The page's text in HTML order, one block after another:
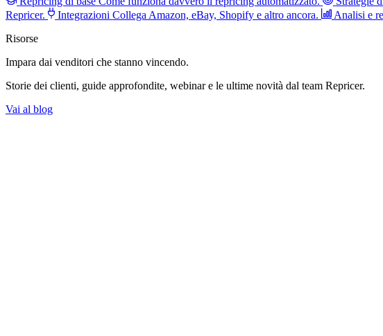
Repricer.
Integrazioni Collega Amazon, eBay, Shopify e altro ancora. Analisi e
Risorse
Impara dai venditori che stanno vincendo.
Storie dei clienti, guide approfondite, webinar e le ultime novità dal team Repricer.
Vai al blog